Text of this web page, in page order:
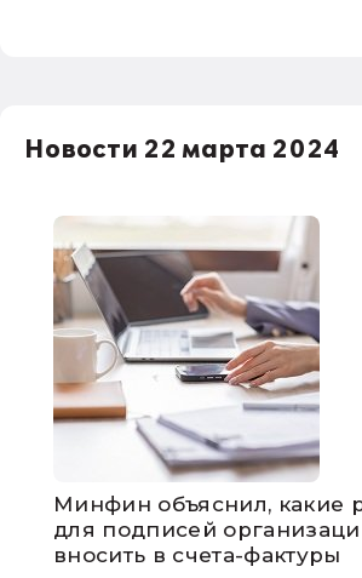
Новости 22 марта 2024
Минфин объяснил, какие
для подписей
вносить в счета-фактуры